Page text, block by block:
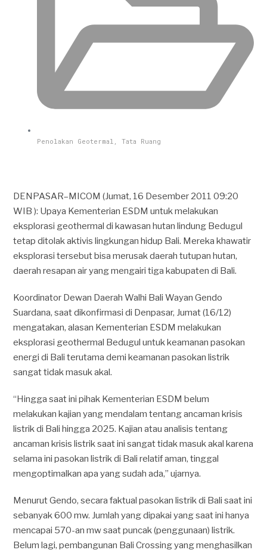
Penolakan Geotermal ,Tata Ruang
DENPASAR–MICOM (Jumat, 16 Desember 2011 09:20
WIB ): Upaya Kementerian ESDM untuk melakukan
eksplorasi geothermal di kawasan hutan lindung Bedugul
tetap ditolak aktivis lingkungan hidup Bali. Mereka khawatir
eksplorasi tersebut bisa merusak daerah tutupan hutan,
daerah resapan air yang mengairi tiga kabupaten di Bali.
Koordinator Dewan Daerah Walhi Bali Wayan Gendo
Suardana, saat dikonfirmasi di Denpasar, Jumat (16/12)
mengatakan, alasan Kementerian ESDM melakukan
eksplorasi geothermal Bedugul untuk keamanan pasokan
energi di Bali terutama demi keamanan pasokan listrik
sangat tidak masuk akal.
“Hingga saat ini pihak Kementerian ESDM belum
melakukan kajian yang mendalam tentang ancaman krisis
listrik di Bali hingga 2025. Kajian atau analisis tentang
ancaman krisis listrik saat ini sangat tidak masuk akal karena
selama ini pasokan listrik di Bali relatif aman, tinggal
mengoptimalkan apa yang sudah ada,” ujarnya.
Menurut Gendo, secara faktual pasokan listrik di Bali saat ini
sebanyak 600 mw. Jumlah yang dipakai yang saat ini hanya
mencapai 570-an mw saat puncak (penggunaan) listrik.
Belum lagi, pembangunan Bali Crossing yang menghasilkan